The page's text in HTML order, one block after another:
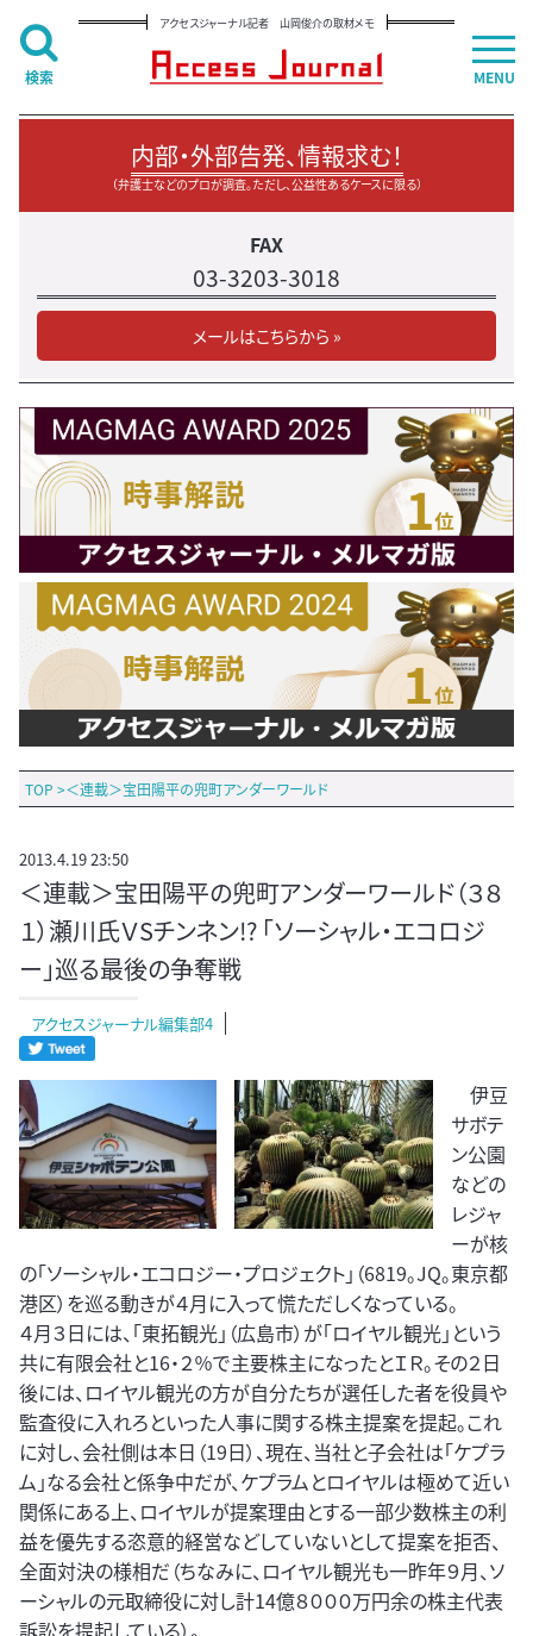
アクセスジャーナル記者 山岡俊介の取材メモ
内部・外部告発、情報求む！
（弁護士などのプロが調査。ただし、公益性あるケースに限る）
FAX
03-3203-3018
メールはこちらから »
TOP >＜連載＞宝田陽平の兜町アンダーワールド
2013.4.19 23:50
＜連載＞宝田陽平の兜町アンダーワールド（３８
１）瀬川氏ＶSチンネン!? 「ソーシャル・エコロジ
ー」巡る最後の争奪戦
アクセスジャーナル編集部4
伊豆
サボテ
ン公園
などの
レジャ
ーが核
の「ソーシャル・エコロジー・プロジェクト」（6819。JQ。東京都
港区）を巡る動きが４月に入って慌ただしくなっている。
４月３日には、「東拓観光」（広島市）が「ロイヤル観光」という
共に有限会社と16・２％で主要株主になったとＩＲ。その２日
後には、ロイヤル観光の方が自分たちが選任した者を役員や
監査役に入れろといった人事に関する株主提案を提起。これ
に対し、会社側は本日（19日）、現在、当社と子会社は「ケプラ
ム」なる会社と係争中だが、ケプラムとロイヤルは極めて近い
関係にある上、ロイヤルが提案理由とする一部少数株主の利
益を優先する恣意的経営などしていないとして提案を拒否、
全面対決の様相だ（ちなみに、ロイヤル観光も一昨年９月、ソ
ーシャルの元取締役に対し計14億８０００万円余の株主代表
MENU
検索